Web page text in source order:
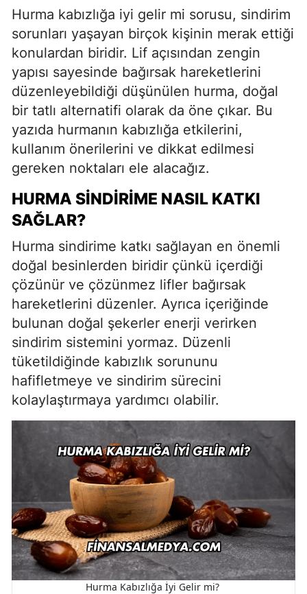
Hurma kabızlığa iyi gelir mi sorusu, sindirim
sorunları yaşayan birçok kişinin merak ettiği
konulardan biridir. Lif açısından zengin
yapısı sayesinde bağırsak hareketlerini
düzenleyebildiği düşünülen hurma, doğal
bir tatlı alternatifi olarak da öne çıkar. Bu
yazıda hurmanın kabızlığa etkilerini,
kullanım önerilerini ve dikkat edilmesi
gereken noktaları ele alacağız.
HURMA SINDIRIME NASIL KATKI
SAĞLAR?
Hurma sindirime katkı sağlayan en önemli
doğal besinlerden biridir çünkü içerdiği
çözünür ve çözünmez lifler bağırsak
hareketlerini düzenler. Ayrıca içeriğinde
bulunan doğal şekerler enerji verirken
sindirim sistemini yormaz. Düzenli
tüketildiğinde kabızlık sorununu
hafifletmeye ve sindirim sürecini
kolaylaştırmaya yardımcı olabilir.
Hurma Kabızlığa İyi Gelir mi?